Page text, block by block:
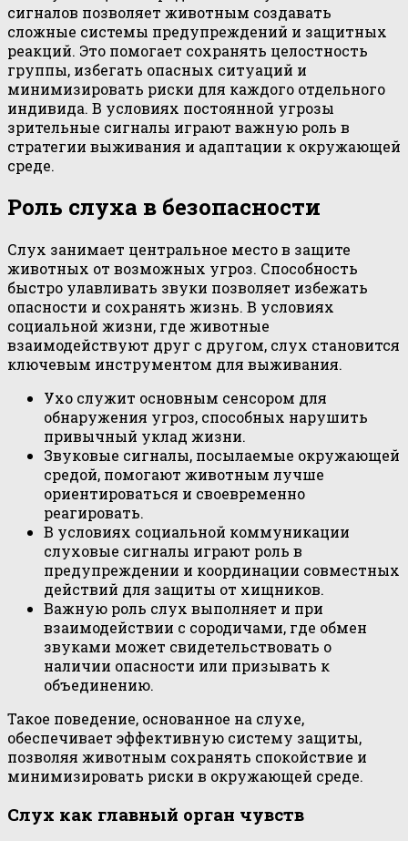
сигналов позволяет животным создавать
сложные системы предупреждений и защитных
реакций. Это помогает сохранять целостность
группы, избегать опасных ситуаций и
минимизировать риски для каждого отдельного
индивида. В условиях постоянной угрозы
зрительные сигналы играют важную роль в
стратегии выживания и адаптации к окружающей
среде.
Роль слуха в безопасности
Слух занимает центральное место в защите
животных от возможных угроз. Способность
быстро улавливать звуки позволяет избежать
опасности и сохранять жизнь. В условиях
социальной жизни, где животные
взаимодействуют друг с другом, слух становится
ключевым инструментом для выживания.
Ухо служит основным сенсором для
обнаружения угроз, способных нарушить
привычный уклад жизни.
Звуковые сигналы, посылаемые окружающей
средой, помогают животным лучше
ориентироваться и своевременно
реагировать.
В условиях социальной коммуникации
слуховые сигналы играют роль в
предупреждении и координации совместных
действий для защиты от хищников.
Важную роль слух выполняет и при
взаимодействии с сородичами, где обмен
звуками может свидетельствовать о
наличии опасности или призывать к
объединению.
Такое поведение, основанное на слухе,
обеспечивает эффективную систему защиты,
позволяя животным сохранять спокойствие и
минимизировать риски в окружающей среде.
Слух как главный орган чувств